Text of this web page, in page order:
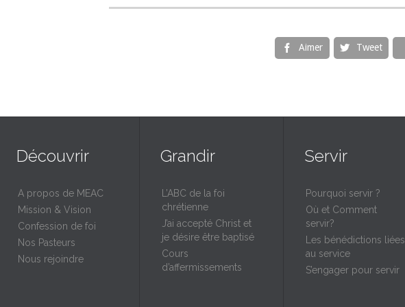
 Aimer  Tweet
Découvrir
A propos de MEAC
Mission & Vision
Confession de foi
Nos Pasteurs
Nous rejoindre
Grandir
L’ABC de la foi
chrétienne
J’ai accepté Christ et
je désire être baptisé
Cours
d’affermissements
Servir
Pourquoi servir ?
Où et Comment
servir?
Les bénédictions liées
au service
S’engager pour servir